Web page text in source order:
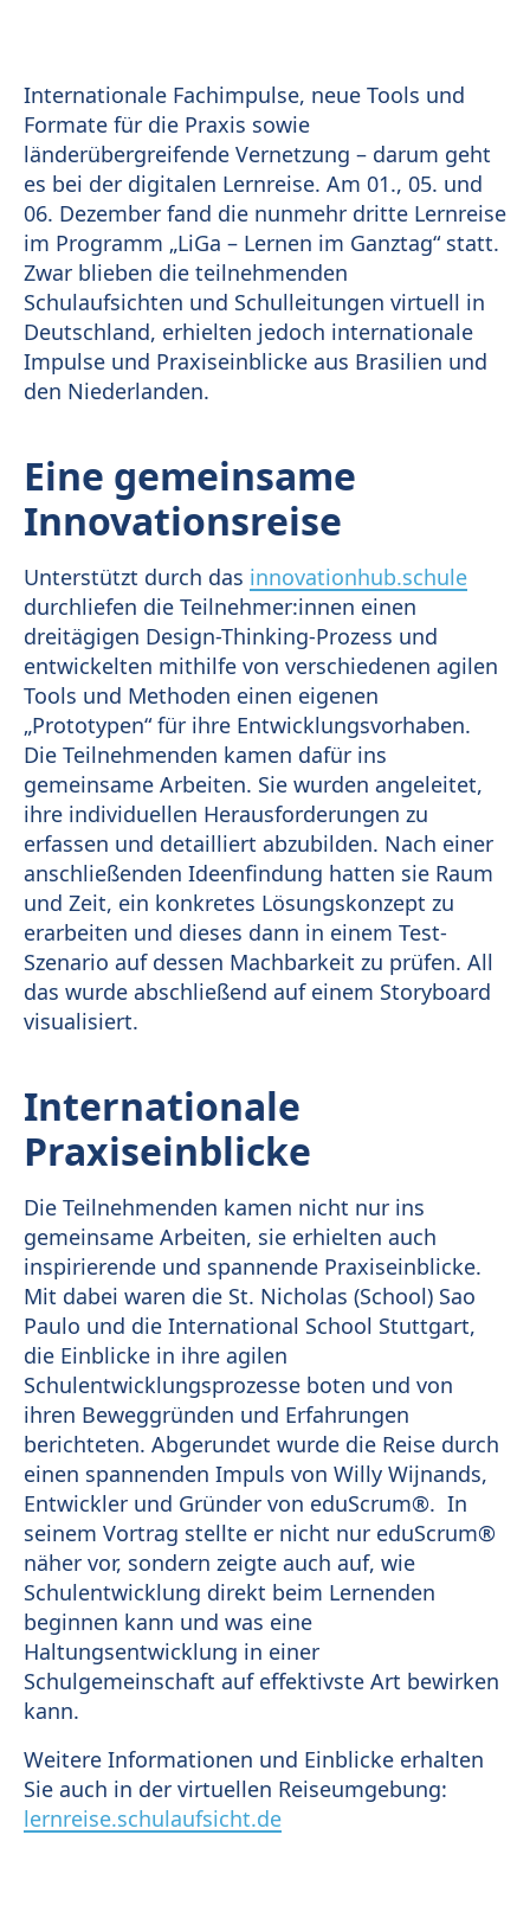
Internationale Fachimpulse, neue Tools und
Formate für die Praxis sowie
länderübergreifende Vernetzung – darum geht
es bei der digitalen Lernreise. Am 01., 05. und
06. Dezember fand die nunmehr dritte Lernreise
im Programm „LiGa – Lernen im Ganztag“ statt.
Zwar blieben die teilnehmenden
Schulaufsichten und Schulleitungen virtuell in
Deutschland, erhielten jedoch internationale
Impulse und Praxiseinblicke aus Brasilien und
den Niederlanden.
Eine gemeinsame
Innovationsreise
Unterstützt durch das innovationhub.schule
durchliefen die Teilnehmer:innen einen
dreitägigen Design-Thinking-Prozess und
entwickelten mithilfe von verschiedenen agilen
Tools und Methoden einen eigenen
„Prototypen“ für ihre Entwicklungsvorhaben.
Die Teilnehmenden kamen dafür ins
gemeinsame Arbeiten. Sie wurden angeleitet,
ihre individuellen Herausforderungen zu
erfassen und detailliert abzubilden. Nach einer
anschließenden Ideenfindung hatten sie Raum
und Zeit, ein konkretes Lösungskonzept zu
erarbeiten und dieses dann in einem Test-
Szenario auf dessen Machbarkeit zu prüfen. All
das wurde abschließend auf einem Storyboard
visualisiert.
Internationale
Praxiseinblicke
Die Teilnehmenden kamen nicht nur ins
gemeinsame Arbeiten, sie erhielten auch
inspirierende und spannende Praxiseinblicke.
Mit dabei waren die St. Nicholas (School) Sao
Paulo und die International School Stuttgart,
die Einblicke in ihre agilen
Schulentwicklungsprozesse boten und von
ihren Beweggründen und Erfahrungen
berichteten. Abgerundet wurde die Reise durch
einen spannenden Impuls von Willy Wijnands,
Entwickler und Gründer von eduScrum®. In
seinem Vortrag stellte er nicht nur eduScrum®
näher vor, sondern zeigte auch auf, wie
Schulentwicklung direkt beim Lernenden
beginnen kann und was eine
Haltungsentwicklung in einer
Schulgemeinschaft auf effektivste Art bewirken
kann.
Weitere Informationen und Einblicke erhalten
Sie auch in der virtuellen Reiseumgebung:
lernreise.schulaufsicht.de